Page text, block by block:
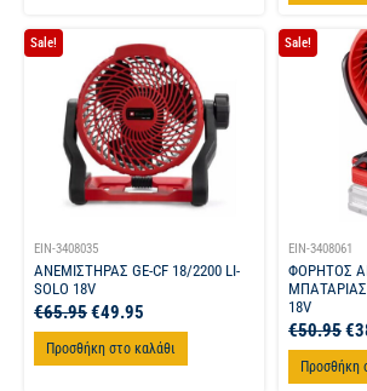
Sale!
EIN-3408035
ΑΝΕΜΙΣΤΗΡΑΣ GE-CF 18/2200 LI-
SOLO 18V
€65.95€49.95
Προσθήκη στο καλάθι
Sale!
EIN-3408061
ΦΟΡΗΤΟΣ
ΜΠΑΤΑΡΙΑΣ
18V
€50.95€
Προσθήκη